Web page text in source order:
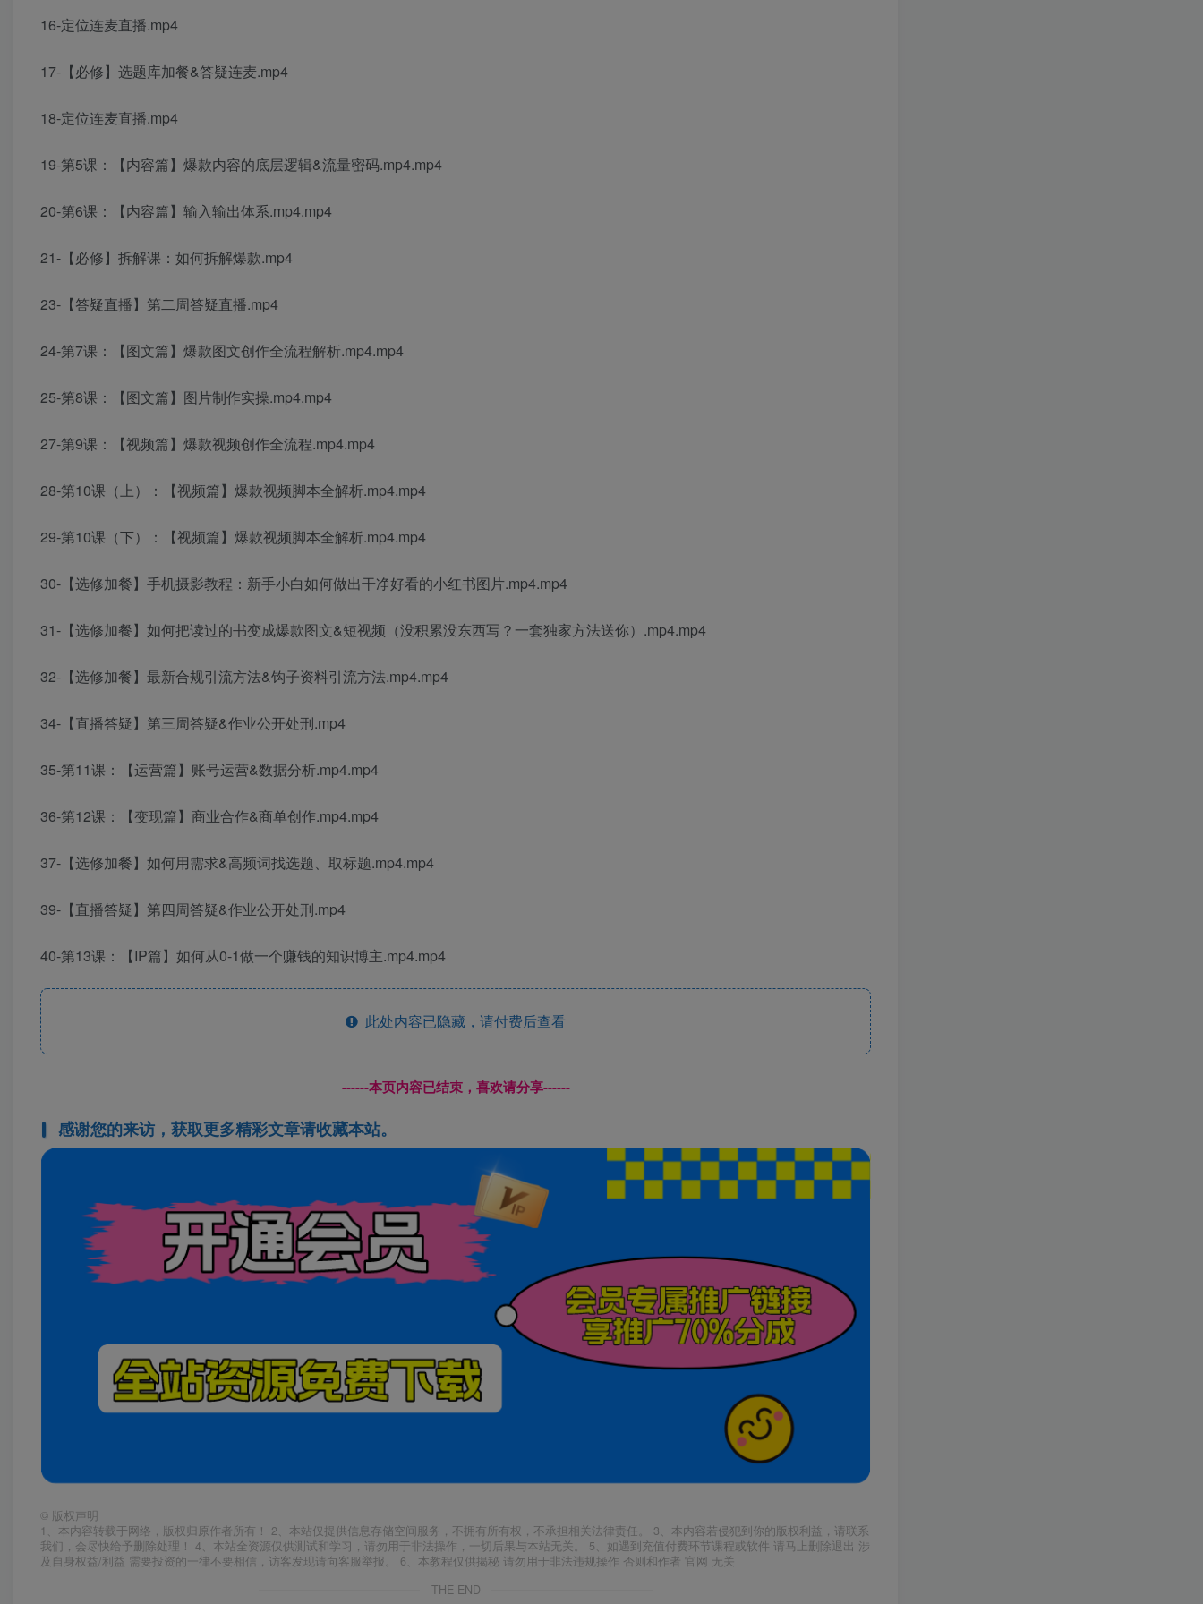
16-定位连麦直播.mp4
17-【必修】选题库加餐&答疑连麦.mp4
18-定位连麦直播.mp4
19-第5课：【内容篇】爆款内容的底层逻辑&流量密码.mp4.mp4
20-第6课：【内容篇】输入输出体系.mp4.mp4
21-【必修】拆解课：如何拆解爆款.mp4
23-【答疑直播】第二周答疑直播.mp4
24-第7课：【图文篇】爆款图文创作全流程解析.mp4.mp4
25-第8课：【图文篇】图片制作实操.mp4.mp4
27-第9课：【视频篇】爆款视频创作全流程.mp4.mp4
28-第10课（上）：【视频篇】爆款视频脚本全解析.mp4.mp4
29-第10课（下）：【视频篇】爆款视频脚本全解析.mp4.mp4
30-【选修加餐】手机摄影教程：新手小白如何做出干净好看的小红书图片.mp4.mp4
31-【选修加餐】如何把读过的书变成爆款图文&短视频（没积累没东西写？一套独家方法送你）.mp4.mp4
32-【选修加餐】最新合规引流方法&钩子资料引流方法.mp4.mp4
34-【直播答疑】第三周答疑&作业公开处刑.mp4
35-第11课：【运营篇】账号运营&数据分析.mp4.mp4
36-第12课：【变现篇】商业合作&商单创作.mp4.mp4
37-【选修加餐】如何用需求&高频词找选题、取标题.mp4.mp4
39-【直播答疑】第四周答疑&作业公开处刑.mp4
40-第13课：【IP篇】如何从0-1做一个赚钱的知识博主.mp4.mp4
此处内容已隐藏，请付费后查看
------本页内容已结束，喜欢请分享------
感谢您的来访，获取更多精彩文章请收藏本站。
© 版权声明
1、本内容转载于网络，版权归原作者所有！ 2、本站仅提供信息存储空间服务，不拥有所有权，不承担相关法律责任。 3、本内容若侵犯到你的版权利益，请联系
我们，会尽快给予删除处理！ 4、本站全资源仅供测试和学习，请勿用于非法操作，一切后果与本站无关。 5、如遇到充值付费环节课程或软件 请马上删除退出 涉
及自身权益/利益 需要投资的一律不要相信，访客发现请向客服举报。 6、本教程仅供揭秘 请勿用于非法违规操作 否则和作者 官网 无关
THE END